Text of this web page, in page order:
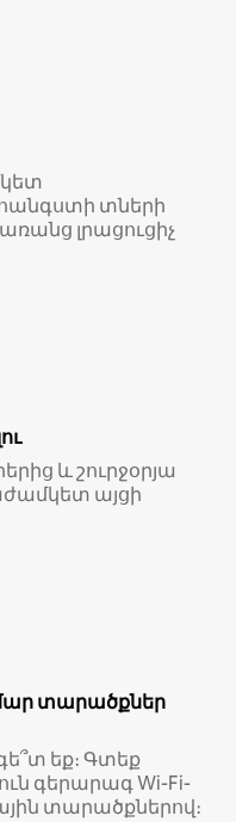
տների
լրացուցիչ
և շուրջօրյա
այցի
տարածքներ
եք։ Գտեք
գերարագ Wi-Fi-
տարածքներով։